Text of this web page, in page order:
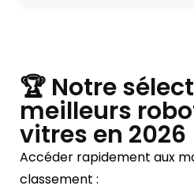
🏆 Notre
meilleurs
vitres en 2026
Accéder rapidement aux
classement :